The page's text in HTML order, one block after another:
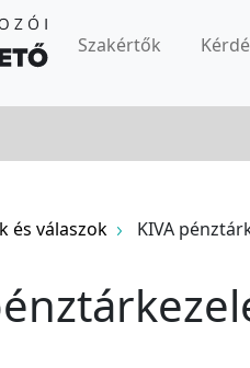
Szakértők
és válaszok KIVA